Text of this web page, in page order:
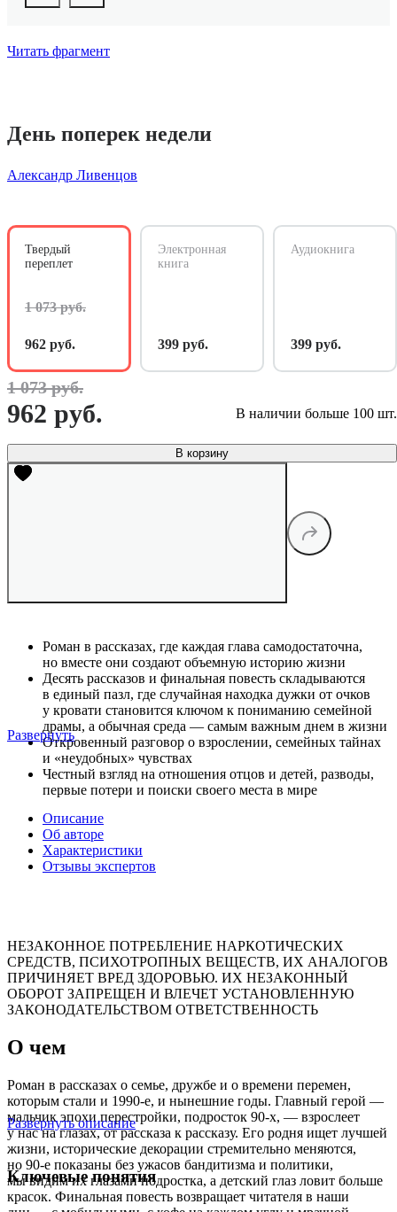
Читать фрагмент
День поперек недели
Александр Ливенцов
Твердый
переплет
1 073 руб.
962 руб.
Электронная
книга
399 руб.
Аудиокнига
399 руб.
1 073 руб.
962 руб. В наличии больше 100 шт.
В корзину
Роман в рассказах, где каждая глава самодостаточна,
но вместе они создают объемную историю жизни
Десять рассказов и финальная повесть складываются
в единый пазл, где случайная находка дужки от очков
у кровати становится ключом к пониманию семейной
драмы, а обычная среда — самым важным днем в жизни
Откровенный разговор о взрослении, семейных тайнах
и «неудобных» чувствах
Честный взгляд на отношения отцов и детей, разводы,
первые потери и поиски своего места в мире
Развернуть
Описание
Об авторе
Характеристики
Отзывы экспертов
НЕЗАКОННОЕ ПОТРЕБЛЕНИЕ НАРКОТИЧЕСКИХ
СРЕДСТВ, ПСИХОТРОПНЫХ ВЕЩЕСТВ, ИХ АНАЛОГОВ
ПРИЧИНЯЕТ ВРЕД ЗДОРОВЬЮ. ИХ НЕЗАКОННЫЙ
ОБОРОТ ЗАПРЕЩЕН И ВЛЕЧЕТ УСТАНОВЛЕННУЮ
ЗАКОНОДАТЕЛЬСТВОМ ОТВЕТСТВЕННОСТЬ
О чем
Роман в рассказах о семье, дружбе и о времени перемен,
которым стали и 1990-е, и нынешние годы. Главный герой —
мальчик эпохи перестройки, подросток 90-х, — взрослеет
у нас на глазах, от рассказа к рассказу. Его родня ищет лучшей
жизни, исторические декорации стремительно меняются,
но 90-е показаны без ужасов бандитизма и политики,
мы видим их глазами подростка, а детский глаз ловит больше
красок. Финальная повесть возвращает читателя в наши
Развернуть описание
Ключевые понятия